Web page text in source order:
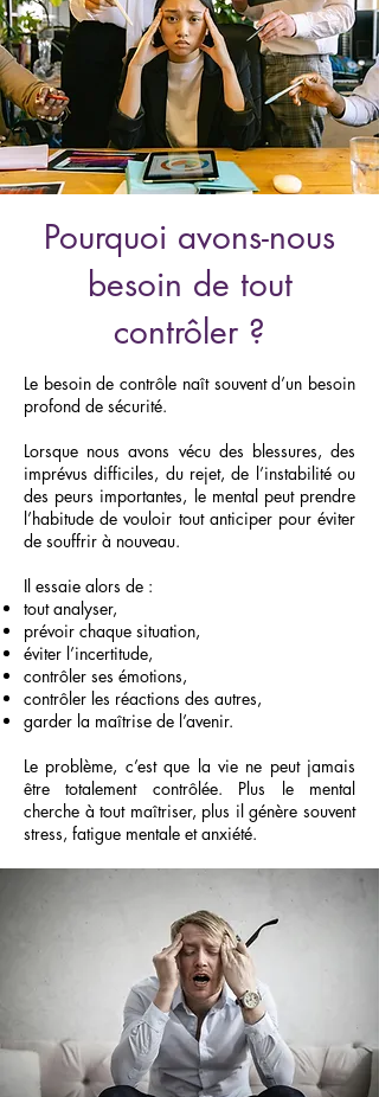
Pourquoi avons-nous
besoin de tout
contrôler ?
Le besoin de contrôle naît souvent d’un besoin
profond de sécurité.
Lorsque nous avons vécu des blessures, des
imprévus difficiles, du rejet, de l’instabilité ou
des peurs importantes, le mental peut prendre
l’habitude de vouloir tout anticiper pour éviter
de souffrir à nouveau.
Il essaie alors de :
tout analyser,
prévoir chaque situation,
éviter l’incertitude,
contrôler ses émotions,
contrôler les réactions des autres,
garder la maîtrise de l’avenir.
Le problème, c’est que la vie ne peut jamais
être totalement contrôlée. Plus le mental
cherche à tout maîtriser, plus il génère souvent
stress, fatigue mentale et anxiété.